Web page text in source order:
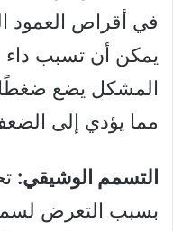
في أقراص العمود
يمكن أن تسبب داء
المشكل يضع ضغطًا
مما يؤدي إلى
التسمم الوشيقي:
بسبب التعرض